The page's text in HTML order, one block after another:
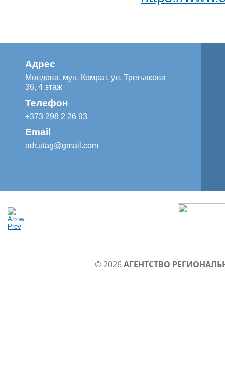
Адрес
Молдова, мун. Комрат, ул. Третьякова
36, 4 этаж
Телефон
+373 298 2 26 93
Email
adr.utag@gmail.com
© 2026АГЕНТСТВО